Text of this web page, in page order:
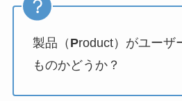
製品（ Product）がユーザ
ものかどうか？